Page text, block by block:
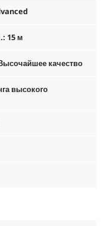
15 м
качество
высокого